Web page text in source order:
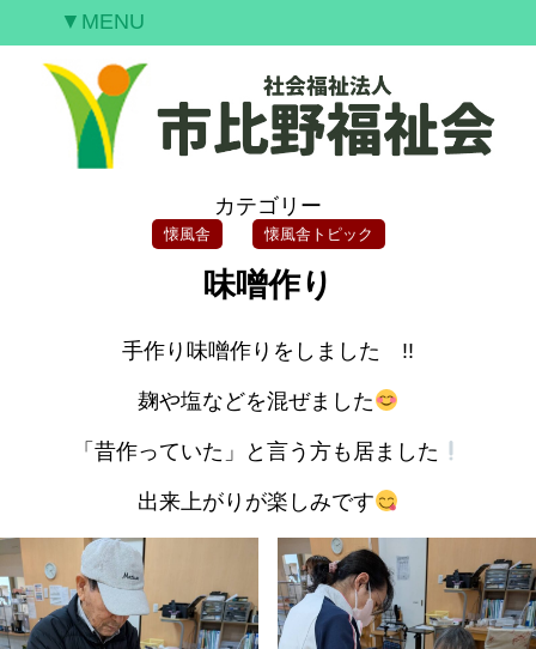
▼MENU
私たちの願い
事業案内
空室情報
研修案内
お問合せ
カテゴリー
懐風舎 懐風舎トピック
味噌作り
手作り味噌作りをしました !!
麹や塩などを混ぜました
「昔作っていた」と言う方も居ました
出来上がりが楽しみです